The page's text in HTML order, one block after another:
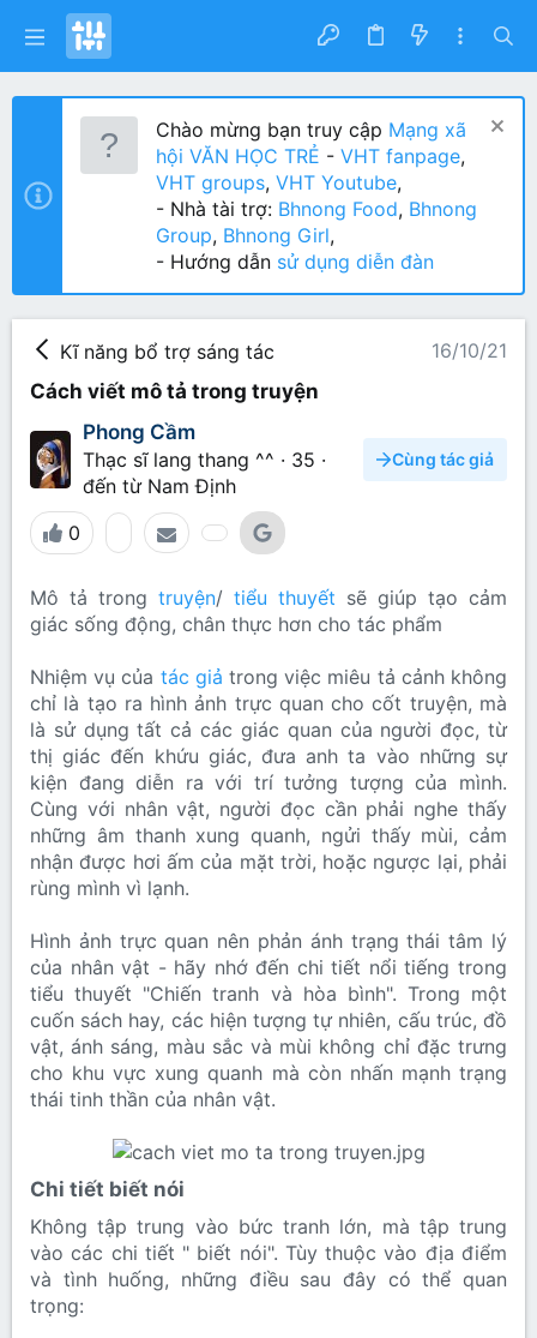
Chào mừng bạn truy cập Mạng xã
hội VĂN HỌC TRẺ - VHT fanpage,
VHT groups, VHT Youtube,
- Nhà tài trợ: Bhnong Food, Bhnong
Group, Bhnong Girl,
- Hướng dẫn sử dụng diễn đàn
Kĩ năng bổ trợ sáng tác
16/10/21
Cách viết mô tả trong truyện
Phong Cầm
Thạc sĩ lang thang ^^ · 35 ·
đến từ Nam Định
Cùng tác giả
0
Mô tả trong truyện/ tiểu thuyết sẽ giúp tạo cảm
giác sống động, chân thực hơn cho tác phẩm
Nhiệm vụ của tác giả trong việc miêu tả cảnh không
chỉ là tạo ra hình ảnh trực quan cho cốt truyện, mà
là sử dụng tất cả các giác quan của người đọc, từ
thị giác đến khứu giác, đưa anh ta vào những sự
kiện đang diễn ra với trí tưởng tượng của mình.
Cùng với nhân vật, người đọc cần phải nghe thấy
những âm thanh xung quanh, ngửi thấy mùi, cảm
nhận được hơi ấm của mặt trời, hoặc ngược lại, phải
rùng mình vì lạnh.
Hình ảnh trực quan nên phản ánh trạng thái tâm lý
của nhân vật - hãy nhớ đến chi tiết nổi tiếng trong
tiểu thuyết "Chiến tranh và hòa bình". Trong một
cuốn sách hay, các hiện tượng tự nhiên, cấu trúc, đồ
vật, ánh sáng, màu sắc và mùi không chỉ đặc trưng
cho khu vực xung quanh mà còn nhấn mạnh trạng
thái tinh thần của nhân vật.
Chi tiết biết nói​
Không tập trung vào bức tranh lớn, mà tập trung
vào các chi tiết " biết nói". Tùy thuộc vào địa điểm
và tình huống, những điều sau đây có thể quan
trọng: